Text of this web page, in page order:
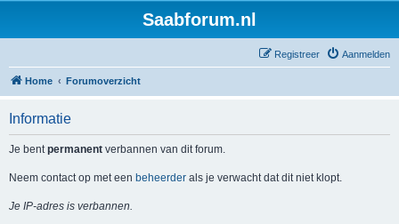
Saabforum.nl
Aanmelden
Registreer
Home Forumoverzicht
Informatie
Je bentpermanent verbannen van dit forum.
Neem contact op met een beheerder als je verwacht dat dit niet klopt.
Je IP-adres is verbannen.